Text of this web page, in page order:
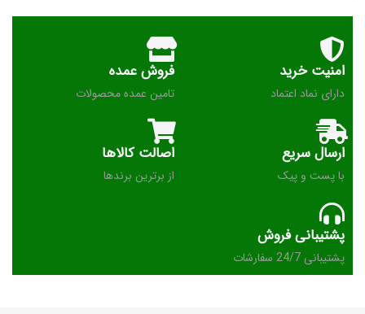
امنیت خرید
دارای نماد اعتماد
فروش عمده
تامین عمده محصولات
ارسال سریع
با پست و پیک
اصالت کالاها
از برترین برندها
پشتیبانی فروش
پشتیبانی 24/7 سفارشات